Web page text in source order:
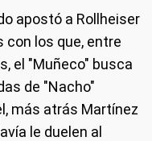
apostó a Rollheiser
con los que, entre
el "Muñeco" busca
de "Nacho"
más atrás Martínez
le duelen al